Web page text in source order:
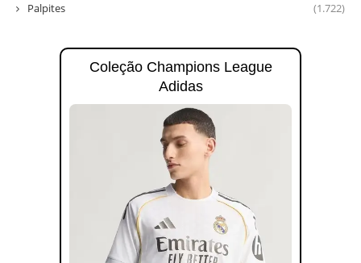
Palpites (1.722)
Coleção Champions League
Adidas